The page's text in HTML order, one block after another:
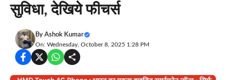
सुविधा, देखिये फीचर्स
By Ashok Kumar
On: Wednesday, October 8, 2025 1:28 PM